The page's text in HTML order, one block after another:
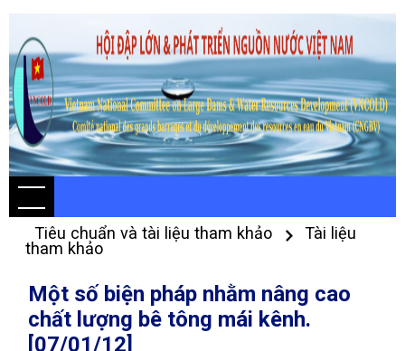
Tiêu chuẩn và tài liệu tham khảo
Tài liệu
tham khảo
Một số biện pháp nhằm nâng cao
chất lượng bê tông mái kênh.
[07/01/12]